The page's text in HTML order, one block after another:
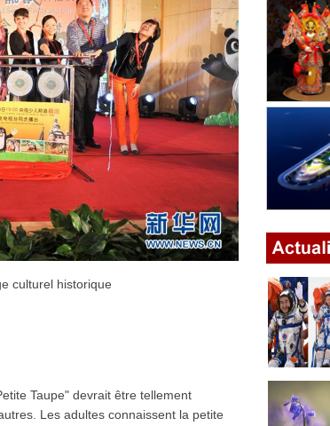
culturel historique
Taupe" devrait être tellement
Les adultes connaissent la petite